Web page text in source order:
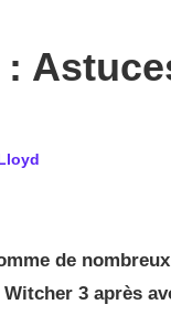
de
3 après